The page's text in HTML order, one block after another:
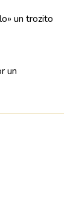
un trozito
un